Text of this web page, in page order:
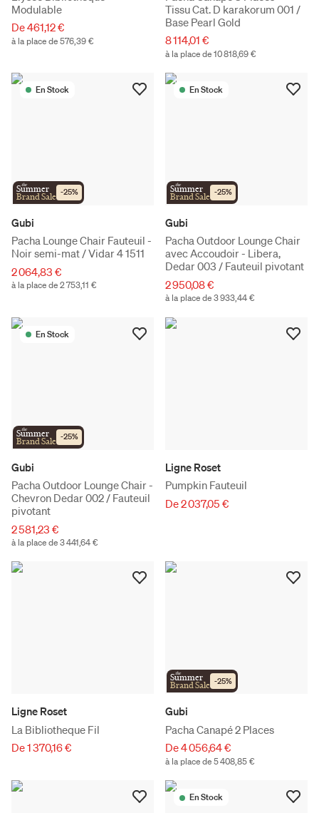
Modulable
De 461,12 €
à la place de 576,39 €
Tissu Cat. D karakorum 001 /
Base Pearl Gold
8 114,01 €
à la place de 10 818,69 €
En Stock
the
Summer
Brand Sale -25%
Gubi
Pacha Lounge Chair Fauteuil -
Noir semi-mat / Vidar 4 1511
2 064,83 €
à la place de 2 753,11 €
En Stock
the
Summer
Brand Sale -25%
Gubi
Pacha Outdoor Lounge Chair
avec Accoudoir - Libera,
Dedar 003 / Fauteuil pivotant
2 950,08 €
à la place de 3 933,44 €
En Stock
the
Summer
Brand Sale -25%
Gubi
Pacha Outdoor Lounge Chair -
Chevron Dedar 002 / Fauteuil
pivotant
2 581,23 €
à la place de 3 441,64 €
Ligne Roset
Pumpkin Fauteuil
De 2 037,05 €
Ligne Roset
La Bibliotheque Fil
De 1 370,16 €
the
Summer
Brand Sale -25%
Gubi
Pacha Canapé 2 Places
De 4 056,64 €
à la place de 5 408,85 €
En Stock